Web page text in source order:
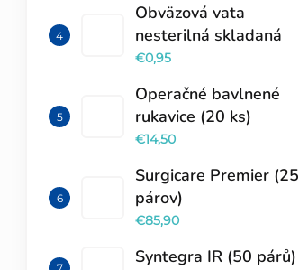
Obväzová vata
nesterilná skladaná
€0,95
Operačné bavlnené
rukavice (20 ks)
€14,50
Surgicare Premier (25
párov)
€85,90
Syntegra IR (50 párů)